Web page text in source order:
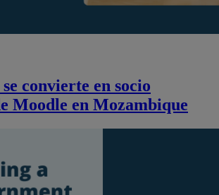
convierte en socio
Moodle en Mozambique